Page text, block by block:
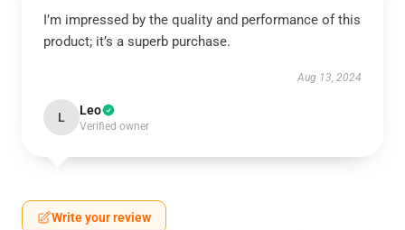
I’m impressed by the quality and performance of this
product; it’s a superb purchase.
Aug 13, 2024
L Leo
Verified owner
Write your review